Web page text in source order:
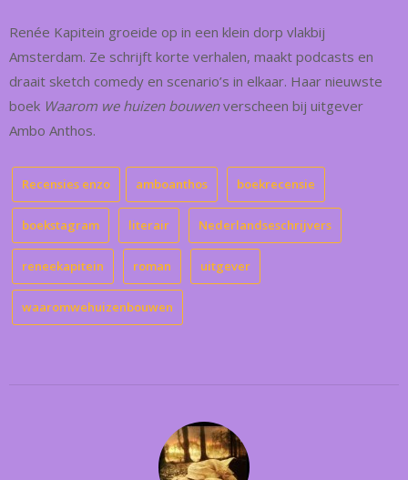
Renée Kapitein groeide op in een klein dorp vlakbij
Amsterdam. Ze schrijft korte verhalen, maakt podcasts en
draait sketch comedy en scenario’s in elkaar. Haar nieuwste
boek Waarom we huizen bouwenverscheen bij uitgever
Ambo Anthos.
Recensies enzo amboanthos boekrecensie
boekstagram literair Nederlandseschrijvers
reneekapitein roman uitgever
waaromwehuizenbouwen